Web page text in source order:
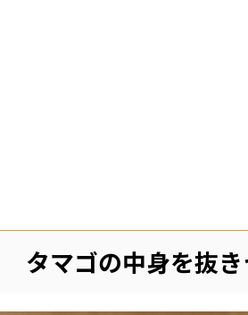
タマゴの中身を抜き